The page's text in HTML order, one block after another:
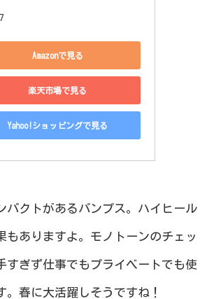
Amazonで見る
楽天市場で見る
Yahoo!ショッピングで見る
パクトがあるパンプス。ハイヒール
もありますよ。モノトーンのチェッ
すぎず仕事でもプライベートでも使
。春に大活躍しそうですね！